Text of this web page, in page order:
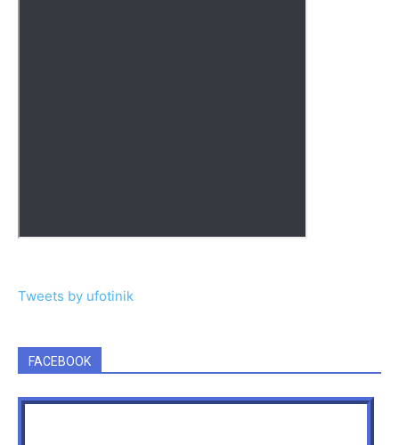
Tweets by ufotinik
FACEBOOK